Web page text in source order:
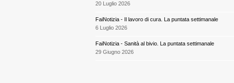
20 Luglio 2026
FaiNotizia - Il lavoro di cura. La puntata settimanale
6 Luglio 2026
FaiNotizia - Sanità al bivio. La puntata settimanale
29 Giugno 2026